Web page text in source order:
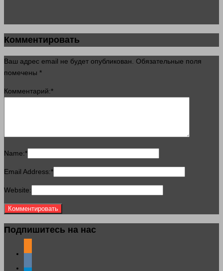
Комментировать
Ваш адрес email не будет опубликован. Обязательные поля
помечены *
Комментарий:*
Name:*
Email Address:*
Website:
Подпишитесь на нас